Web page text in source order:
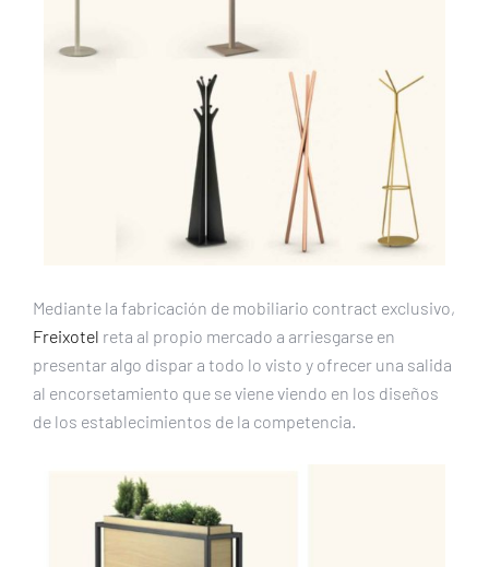
Mediante la fabricación de mobiliario contract exclusivo,
Freixotel reta al propio mercado a arriesgarse en
presentar algo dispar a todo lo visto y ofrecer una salida
al encorsetamiento que se viene viendo en los diseños
de los establecimientos de la competencia⁣.